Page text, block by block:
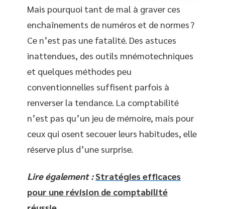
Mais pourquoi tant de mal à graver ces
enchaînements de numéros et de normes ?
Ce n’est pas une fatalité. Des astuces
inattendues, des outils mnémotechniques
et quelques méthodes peu
conventionnelles suffisent parfois à
renverser la tendance. La comptabilité
n’est pas qu’un jeu de mémoire, mais pour
ceux qui osent secouer leurs habitudes, elle
réserve plus d’une surprise.
Lire également : Stratégies efficaces
pour une révision de comptabilité